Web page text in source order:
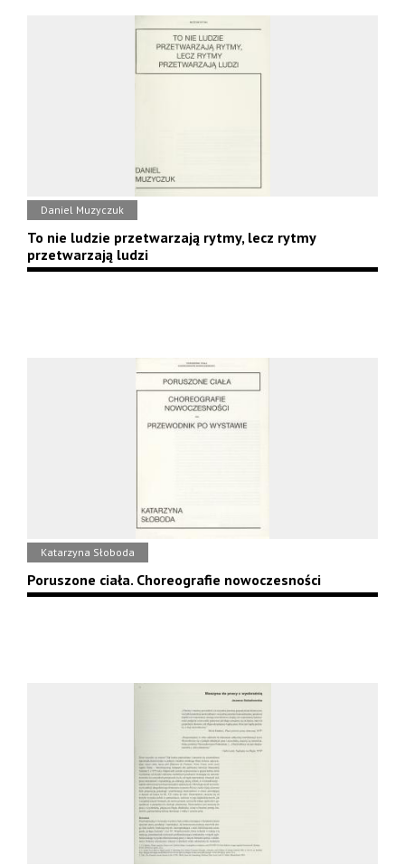
Daniel Muzyczuk
To nie ludzie przetwarzają rytmy, lecz rytmy
przetwarzają ludzi
Katarzyna Słoboda
Poruszone ciała. Choreografie nowoczesności